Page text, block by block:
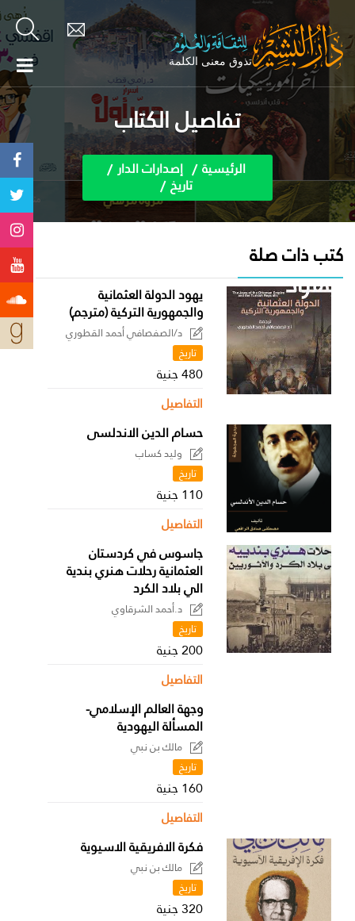
تفاصيل الكتاب
الرئيسية إصدارات الدار
تاريخ
كتب ذات صلة
يهود الدولة العثمانية
والجمهورية التركية (مترجم)
د/الصفصافي أحمد القطوري
تاريخ
480 جنية
التفاصيل
حسام الدين الاندلسى
وليد كساب
تاريخ
110 جنية
التفاصيل
جاسوس في كردستان
العثمانية رحلات هنري بندية
الي بلاد الكرد
د.أحمد الشرقاوي
تاريخ
200 جنية
التفاصيل
وجهة العالم الإسلامي-
المسألة اليهودية
مالك بن نبي
تاريخ
160 جنية
التفاصيل
فكرة الافريقية الاسيوية
مالك بن نبي
تاريخ
320 جنية